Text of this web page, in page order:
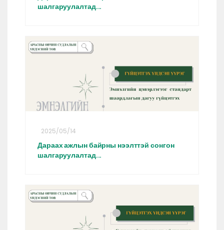
шалгаруулалтад...
2025/05/14
Дараах ажлын байрны нээлттэй сонгон
шалгаруулалтад...